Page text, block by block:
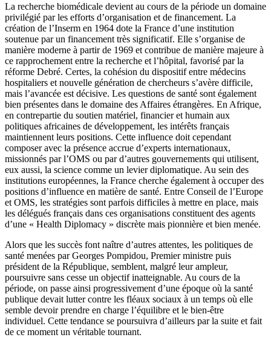
La recherche biomédicale devient au cours de la période un domaine
privilégié par les efforts d’organisation et de financement. La
création de l’Inserm en 1964 dote la France d’une institution
soutenue par un financement très significatif. Elle s’organise de
manière moderne à partir de 1969 et contribue de manière majeure à
ce rapprochement entre la recherche et l’hôpital, favorisé par la
réforme Debré. Certes, la cohésion du dispositif entre médecins
hospitaliers et nouvelle génération de chercheurs s’avère difficile,
mais l’avancée est décisive. Les questions de santé sont également
bien présentes dans le domaine des Affaires étrangères. En Afrique,
en contrepartie du soutien matériel, financier et humain aux
politiques africaines de développement, les intérêts français
maintiennent leurs positions. Cette influence doit cependant
composer avec la présence accrue d’experts internationaux,
missionnés par l’OMS ou par d’autres gouvernements qui utilisent,
eux aussi, la science comme un levier diplomatique. Au sein des
institutions européennes, la France cherche également à occuper des
positions d’influence en matière de santé. Entre Conseil de l’Europe
et OMS, les stratégies sont parfois difficiles à mettre en place, mais
les délégués français dans ces organisations constituent des agents
d’une « Health Diplomacy » discrète mais pionnière et bien menée.
Alors que les succès font naître d’autres attentes, les politiques de
santé menées par Georges Pompidou, Premier ministre puis
président de la République, semblent, malgré leur ampleur,
poursuivre sans cesse un objectif inatteignable. Au cours de la
période, on passe ainsi progressivement d’une époque où la santé
publique devait lutter contre les fléaux sociaux à un temps où elle
semble devoir prendre en charge l’équilibre et le bien-être
individuel. Cette tendance se poursuivra d’ailleurs par la suite et fait
de ce moment un véritable tournant.